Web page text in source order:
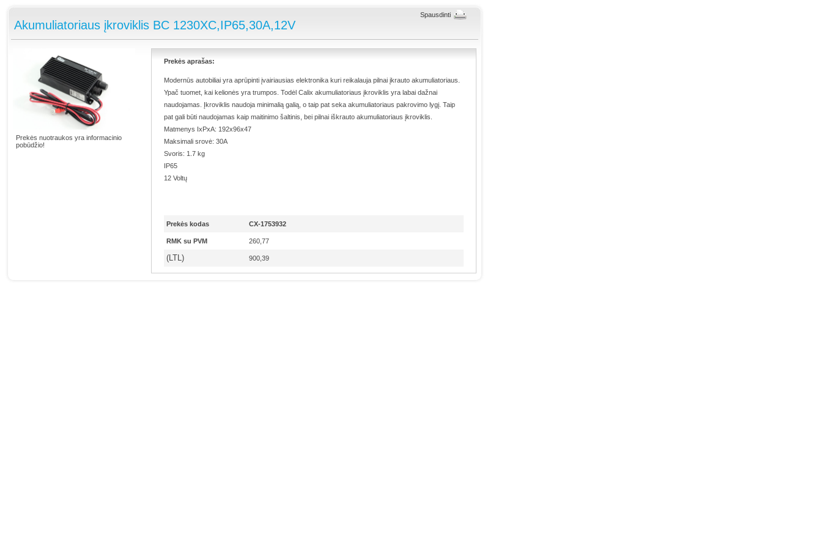
Spausdinti
Akumuliatoriaus įkroviklis BC 1230XC,IP65,30A,12V
Prekės nuotraukos yra informacinio
pobūdžio!
Prekės aprašas:
Modernūs autobiliai yra aprūpinti įvairiausias elektronika kuri reikalauja pilnai įkrauto akumuliatoriaus.
Ypač tuomet, kai kelionės yra trumpos. Todėl Calix akumuliatoriaus įkroviklis yra labai dažnai
naudojamas. Įkroviklis naudoja minimalią galią, o taip pat seka akumuliatoriaus pakrovimo lygį. Taip
pat gali būti naudojamas kaip maitinimo šaltinis, bei pilnai iškrauto akumuliatoriaus įkroviklis.
Matmenys IxPxA: 192x96x47
Maksimali srovė: 30A
Svoris: 1.7 kg
IP65
12 Voltų
Prekės kodas CX-1753932
RMK su PVM 260,77
(LTL) 900,39